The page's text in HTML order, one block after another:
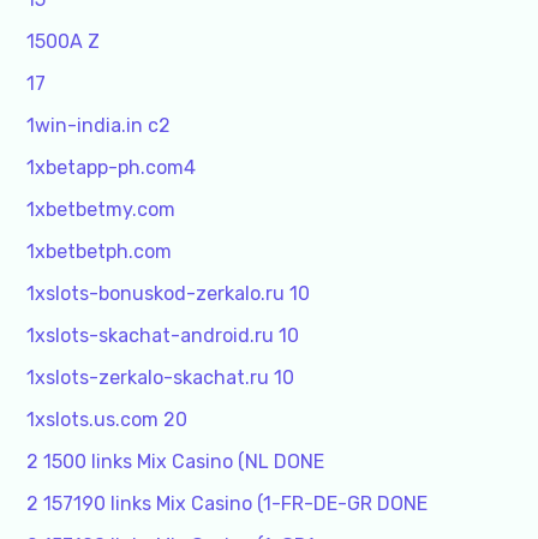
1500A Z
17
1win-india.in c2
1xbetapp-ph.com4
1xbetbetmy.com
1xbetbetph.com
1xslots-bonuskod-zerkalo.ru 10
1xslots-skachat-android.ru 10
1xslots-zerkalo-skachat.ru 10
1xslots.us.com 20
2 1500 links Mix Casino (NL DONE
2 157190 links Mix Casino (1-FR-DE-GR DONE